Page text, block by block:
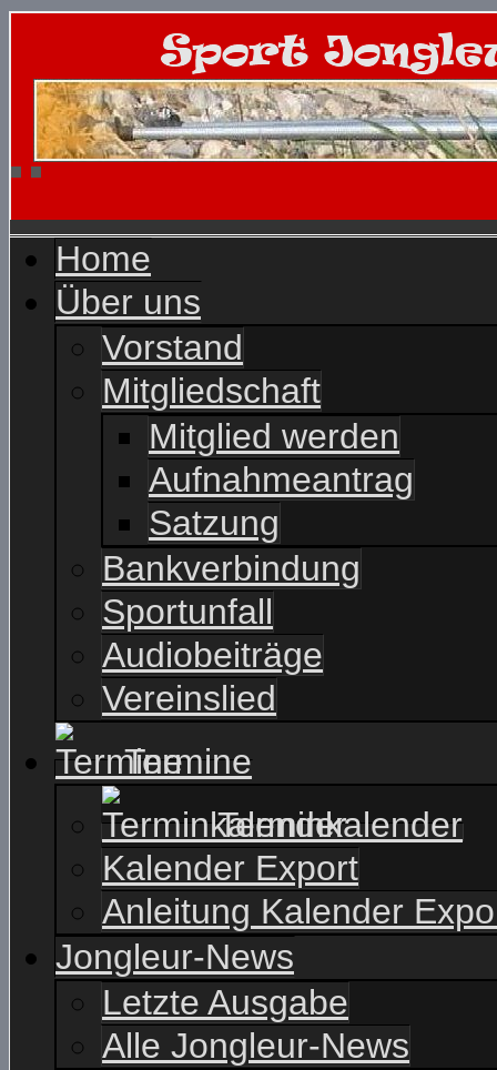
Home
Über uns
Vorstand
Mitgliedschaft
Mitglied werden
Aufnahmeantrag
Satzung
Bankverbindung
Sportunfall
Audiobeiträge
Vereinslied
Termine
Terminkalender
Kalender Export
Anleitung Kalender
Jongleur-News
Letzte Ausgabe
Alle Jongleur-News